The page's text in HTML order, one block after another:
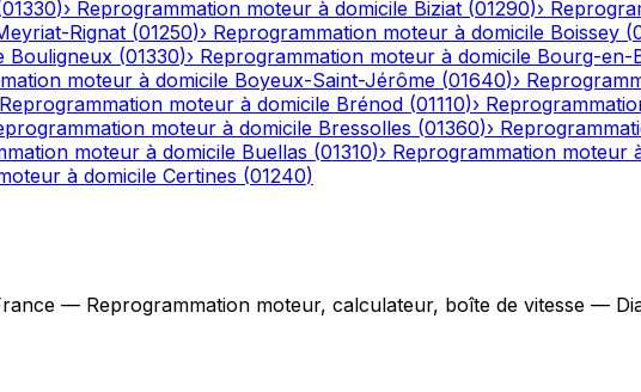
01330)› Reprogrammation moteur à domicile Biziat (01290)›
Rignat (01250)› Reprogrammation moteur à domicile Boissey (
Bouligneux (01330)› Reprogrammation moteur à domicile Bourg-en-
moteur à domicile Boyeux-Saint-Jérôme (01640)›
Reprogrammation moteur à domicile Brénod (01110)›
moteur à domicile Bressolles (01360)›
moteur à domicile Buellas (01310)› Reprogrammation moteur
à domicile Certines (01240)
— Reprogrammation moteur, calculateur, boîte de vitesse —